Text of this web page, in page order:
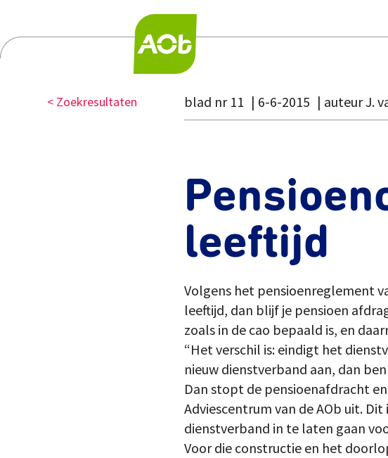
< Zoekresultaten blad nr 11 6-6-2015 auteur J.
leeftijd
Volgens het pensioenreglement
leeftijd, dan blijf je pensioen
zoals in de cao bepaald is, en
“Het verschil is: eindigt het
nieuw dienstverband aan, dan
Dan stopt de pensioenafdracht
Adviescentrum van de AOb uit.
dienstverband in te laten gaan
Voor die constructie en het